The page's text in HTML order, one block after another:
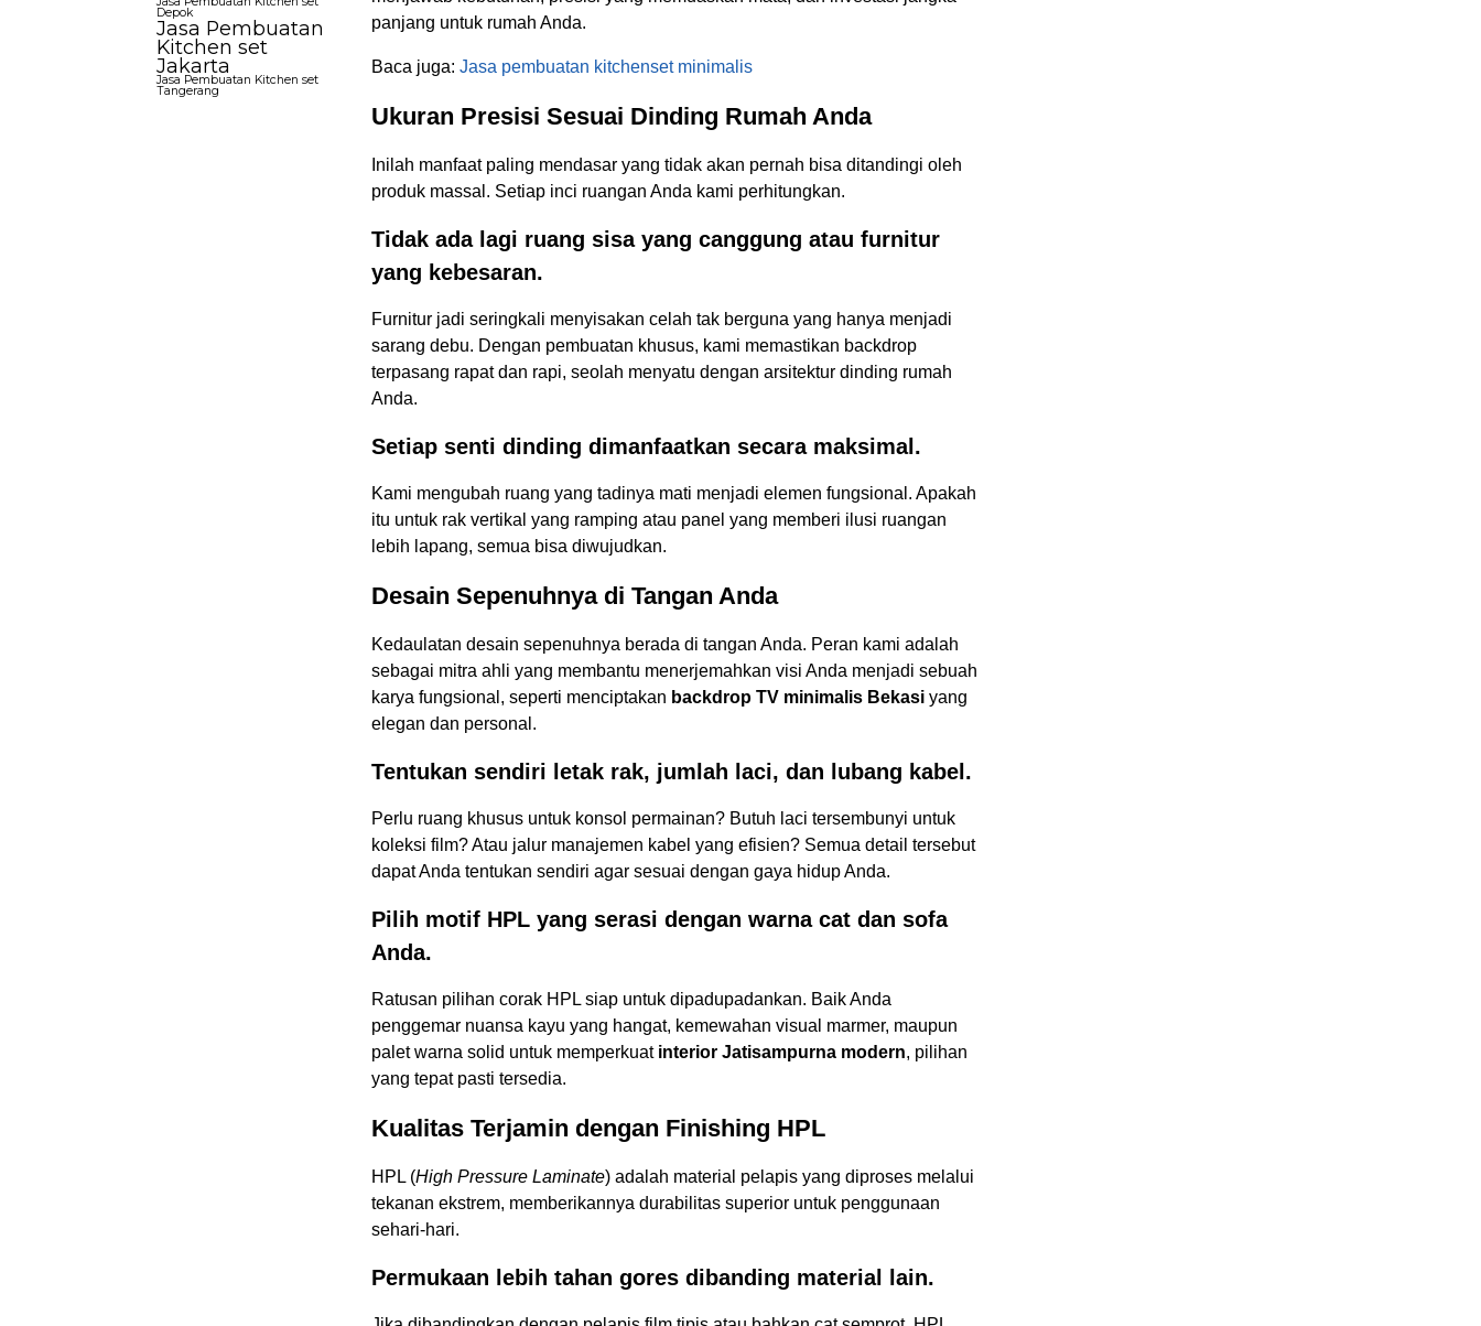
panjang untuk rumah Anda.
Baca juga: Jasa pembuatan kitchenset minimalis
Ukuran Presisi Sesuai Dinding Rumah Anda
Inilah manfaat paling mendasar yang tidak akan pernah bisa ditandingi oleh
produk massal. Setiap inci ruangan Anda kami perhitungkan.
Tidak ada lagi ruang sisa yang canggung atau furnitur
yang kebesaran.
Furnitur jadi seringkali menyisakan celah tak berguna yang hanya menjadi
sarang debu. Dengan pembuatan khusus, kami memastikan backdrop
terpasang rapat dan rapi, seolah menyatu dengan arsitektur dinding rumah
Anda.
Setiap senti dinding dimanfaatkan secara maksimal.
Kami mengubah ruang yang tadinya mati menjadi elemen fungsional. Apakah
itu untuk rak vertikal yang ramping atau panel yang memberi ilusi ruangan
lebih lapang, semua bisa diwujudkan.
Desain Sepenuhnya di Tangan Anda
Kedaulatan desain sepenuhnya berada di tangan Anda. Peran kami adalah
sebagai mitra ahli yang membantu menerjemahkan visi Anda menjadi sebuah
karya fungsional, seperti menciptakan backdrop TV minimalis Bekasi yang
elegan dan personal.
Tentukan sendiri letak rak, jumlah laci, dan lubang kabel.
Perlu ruang khusus untuk konsol permainan? Butuh laci tersembunyi untuk
koleksi film? Atau jalur manajemen kabel yang efisien? Semua detail tersebut
dapat Anda tentukan sendiri agar sesuai dengan gaya hidup Anda.
Pilih motif HPL yang serasi dengan warna cat dan sofa
Anda.
Ratusan pilihan corak HPL siap untuk dipadupadankan. Baik Anda
penggemar nuansa kayu yang hangat, kemewahan visual marmer, maupun
palet warna solid untuk memperkuat interior Jatisampurna modern, pilihan
yang tepat pasti tersedia.
Kualitas Terjamin dengan Finishing HPL
HPL (High Pressure Laminate) adalah material pelapis yang diproses melalui
tekanan ekstrem, memberikannya durabilitas superior untuk penggunaan
sehari-hari.
Permukaan lebih tahan gores dibanding material lain.
Depok
Jasa Pembuatan
Kitchen set
Jakarta
Jasa Pembuatan Kitchen set
Tangerang